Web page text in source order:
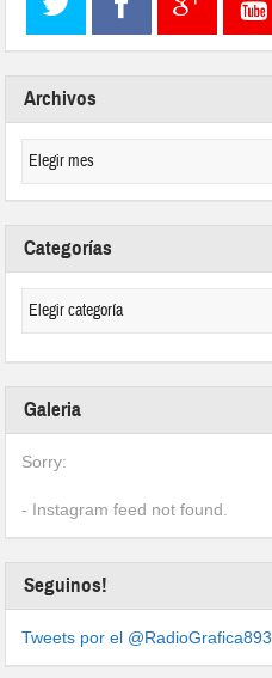
Archivos
Categorías
Galeria
Sorry:
- Instagram feed not found.
Seguinos!
Tweets por el @RadioGrafica893.